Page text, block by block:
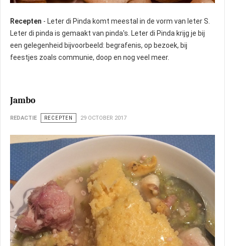
Foto: CG Catering
Recepten - Leter di Pinda komt meestal in de vorm van leter S.
Leter di pinda is gemaakt van pinda's. Leter di Pinda krijg je bij
een gelegenheid bijvoorbeeld: begrafenis, op bezoek, bij
feestjes zoals communie, doop en nog veel meer.
Jambo
REDACTIE RECEPTEN 29 OCTOBER 2017